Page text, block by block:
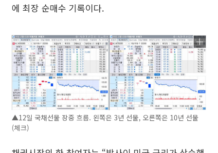
에 최장 순매수 기록이다.
▲12일 국채선물 장중 흐름. 왼쪽은 3년 선물, 오른쪽은 10년 선물
(체크)